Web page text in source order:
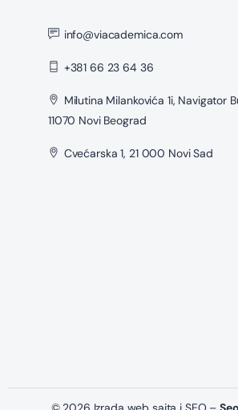
info@viacademica.com
+381 66 23 64 36
Milutina Milankovića 1i, Navigator
11070 Novi Beograd
Cvećarska 1, 21 000 Novi Sad